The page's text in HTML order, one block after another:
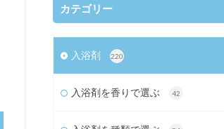
カテゴリー
入浴剤 220
入浴剤を香りで選ぶ 42